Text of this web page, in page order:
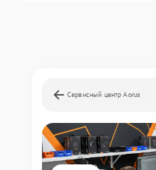
Сервисный центр Aorus